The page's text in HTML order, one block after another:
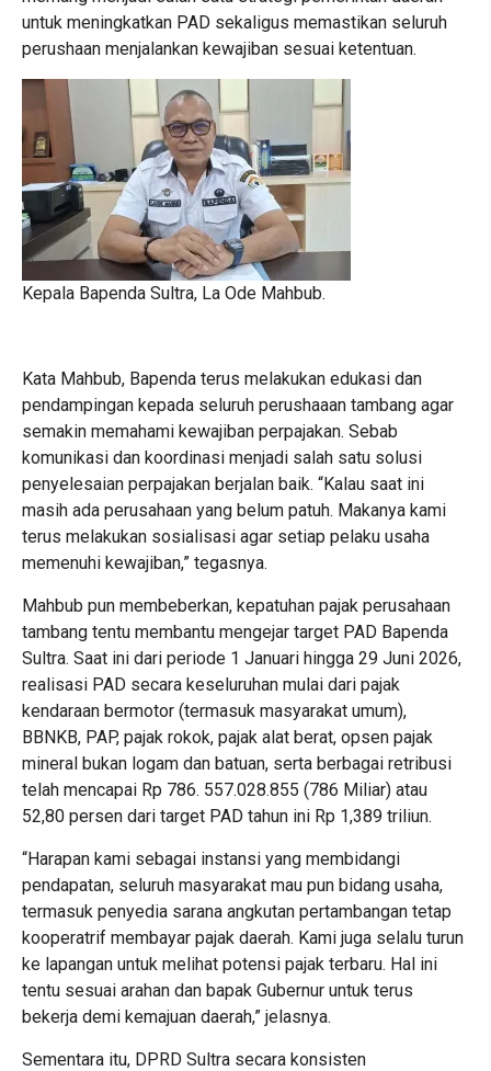
untuk meningkatkan PAD sekaligus memastikan seluruh
perushaan menjalankan kewajiban sesuai ketentuan.
Kepala Bapenda Sultra, La Ode Mahbub.
Kata Mahbub, Bapenda terus melakukan edukasi dan
pendampingan kepada seluruh perushaaan tambang agar
semakin memahami kewajiban perpajakan. Sebab
komunikasi dan koordinasi menjadi salah satu solusi
penyelesaian perpajakan berjalan baik. “Kalau saat ini
masih ada perusahaan yang belum patuh. Makanya kami
terus melakukan sosialisasi agar setiap pelaku usaha
memenuhi kewajiban,” tegasnya.
Mahbub pun membeberkan, kepatuhan pajak perusahaan
tambang tentu membantu mengejar target PAD Bapenda
Sultra. Saat ini dari periode 1 Januari hingga 29 Juni 2026,
realisasi PAD secara keseluruhan mulai dari pajak
kendaraan bermotor (termasuk masyarakat umum),
BBNKB, PAP, pajak rokok, pajak alat berat, opsen pajak
mineral bukan logam dan batuan, serta berbagai retribusi
telah mencapai Rp 786. 557.028.855 (786 Miliar) atau
52,80 persen dari target PAD tahun ini Rp 1,389 triliun.
“Harapan kami sebagai instansi yang membidangi
pendapatan, seluruh masyarakat mau pun bidang usaha,
termasuk penyedia sarana angkutan pertambangan tetap
kooperatrif membayar pajak daerah. Kami juga selalu turun
ke lapangan untuk melihat potensi pajak terbaru. Hal ini
tentu sesuai arahan dan bapak Gubernur untuk terus
bekerja demi kemajuan daerah,” jelasnya.
Sementara itu, DPRD Sultra secara konsisten